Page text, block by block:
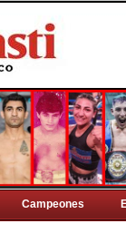
Campeones